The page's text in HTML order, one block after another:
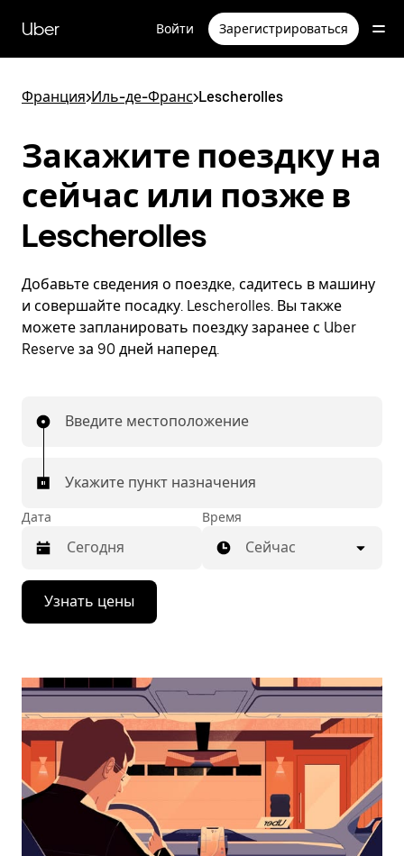
перейти
к
Uber Войти Зарегистрироваться
Франция>Иль-де-Франс>Lescherolles
Закажите поездку на
сейчас или позже в
Lescherolles
Добавьте сведения о поездке, садитесь в машину
и совершайте посадку. Lescherolles. Вы также
можете запланировать поездку заранее с Uber
Reserve за 90 дней наперед.
Введите местоположение
Укажите пункт назначения
Дата
Нажмите
стрелку
вниз,
календарю
выбрать
дату.
Чтобы
закрыть
календарь,
нажмите
Esc.
Время
Сейчас
Узнать цены